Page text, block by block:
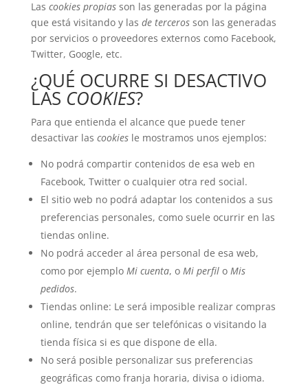
Las cookies propiasson las generadas por la página
que está visitando y las de tercerosson las generadas
por servicios o proveedores externos como Facebook,
Twitter, Google, etc.
¿QUÉ OCURRE SI DESACTIVO
LAS COOKIES?
Para que entienda el alcance que puede tener
desactivar las cookiesle mostramos unos ejemplos:
No podrá compartir contenidos de esa web en
Facebook, Twitter o cualquier otra red social.
El sitio web no podrá adaptar los contenidos a sus
preferencias personales, como suele ocurrir en las
tiendas online.
No podrá acceder al área personal de esa web,
como por ejemplo Mi cuenta, o Mi perfilo Mis
pedidos.
Tiendas online: Le será imposible realizar compras
online, tendrán que ser telefónicas o visitando la
tienda física si es que dispone de ella.
No será posible personalizar sus preferencias
geográficas como franja horaria, divisa o idioma.